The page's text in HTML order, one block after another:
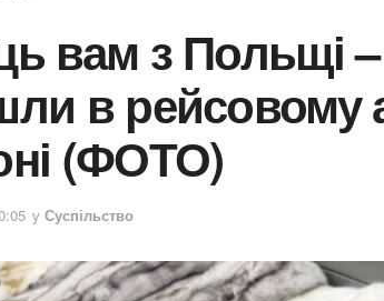
вам з Польщі
в рейсовому
(ФОТО)
у Суспільство